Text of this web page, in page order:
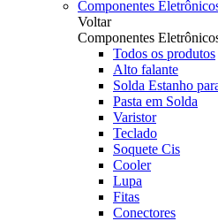
Componentes
Voltar
Componentes
Todos os produtos
Alto falante
Solda Estanho
Pasta em Solda
Varistor
Teclado
Soquete Cis
Cooler
Lupa
Fitas
Conectores